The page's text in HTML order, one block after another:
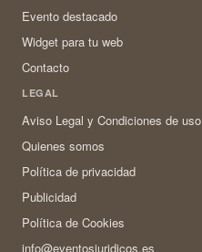
Evento destacado
Widget para tu web
Contacto
LEGAL
Aviso Legal y Condiciones de uso
Quienes somos
Política de privacidad
Publicidad
Política de Cookies
info@eventosjuridicos.es